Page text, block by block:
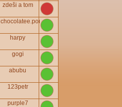
zdeši a tom
chocolatee.poupee
harpy
gogi
abubu
123petr
purple7